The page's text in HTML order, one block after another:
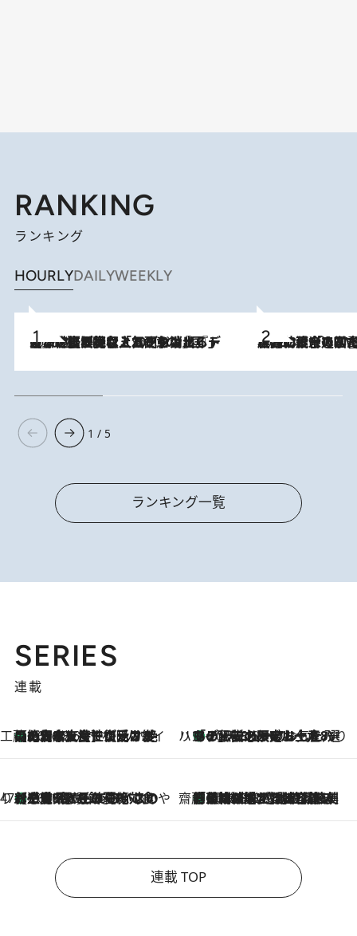
RANKING
ランキング
HOURLYDAILYWEEKLY
2026.8.5
【なぜ吉沢亮は「気配を消せる」のか？】興行収入208億の『国宝』を経て挑むミュージカル『ディア・エヴァン・ハンセン』。トップ俳優が舞台上でさらけ出した“孤独”とは 2026.8.3
慶應幼稚舎の図書室からテレビの世界に飛び込んだ阿川佐和子（72）
1 / 5
ランキング一覧
SERIES
連載
工藤まやのおもてなしハワイ
2026.8.6
【ハワイ土産】ローカルの絶大な支持で復活！ 絶品の幻クッキー《元ファンの日本人女性が受け継いだ名店》 ハワイ賢者 リサのお気に入りリスト2026.8.6
あの伝説の限定トートも！ リニューアルした「ディーン＆デルーカ ハワイ」で必須のお土産8選
47都道府県の手みやげ ひんやりスイーツで夏を満喫
2026.8.6
【三重県】この夏絶対食べたい 冷やしておいしいおやつ3選 お餅×アイスの新感覚スイーツ 齋藤 薫 美容脳ルネサンス
2026.8.6
「荷物が増えるほど旅ストレスは増す」美容ジャーナリストがたどり着いた最終結論。“化粧品を劇的に減らす”感動の凝縮美容とは
連載 TOP